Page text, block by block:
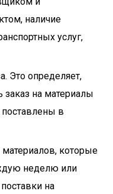
наличие
услуг,
Это определяет,
заказ на материалы
в
которые
неделю или
на